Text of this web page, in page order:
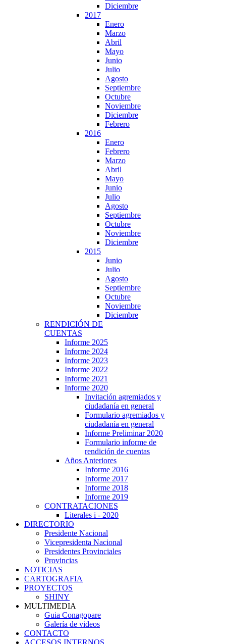
Diciembre
2017
Enero
Marzo
Abril
Mayo
Junio
Julio
Agosto
Septiembre
Octubre
Noviembre
Diciembre
Febrero
2016
Enero
Febrero
Marzo
Abril
Mayo
Junio
Julio
Agosto
Septiembre
Octubre
Noviembre
Diciembre
2015
Junio
Julio
Agosto
Septiembre
Octubre
Noviembre
Diciembre
RENDICIÓN DE
CUENTAS
Informe 2025
Informe 2024
Informe 2023
Informe 2022
Informe 2021
Informe 2020
Invitación agremiados y
ciudadanía en general
Formulario agremiados y
ciudadanía en general
Informe Preliminar 2020
Formulario informe de
rendición de cuentas
Años Anteriores
Informe 2016
Informe 2017
Informe 2018
Informe 2019
CONTRATACIONES
Literales i - 2020
DIRECTORIO
Presidente Nacional
Vicepresidenta Nacional
Presidentes Provinciales
Provincias
NOTICIAS
CARTOGRAFIA
PROYECTOS
SHINY
MULTIMEDIA
Guia Conagopare
Galería de videos
CONTACTO
ACCESOS INTERNOS